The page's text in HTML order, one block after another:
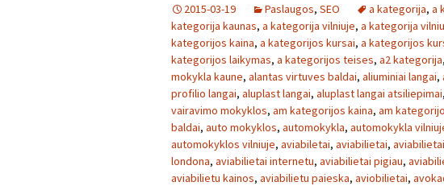
2015-03-19 Paslaugos, SEO a kategorija, a
kategorija kaunas, a kategorija vilniuje, a kategorija
kategorijos kaina, a kategorijos kursai, a kategorijos
kategorijos laikymas, a kategorijos teises, a2 kategorija,
mokykla kaune, alantas virtuves baldai, aliuminiai langai,
profilio langai, aluplast langai, aluplast langai atsiliepimai,
vairavimo mokyklos, am kategorijos kaina, am
baldai, auto mokyklos, automokykla, automokykla
automokyklos vilniuje, aviabiletai, aviabilietai,
londona, aviabilietai internetu, aviabilietai pigiau,
aviabilietu kainos, aviabilietu paieska, aviobilietai,